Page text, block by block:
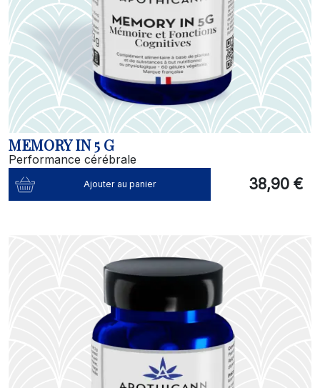
MEMORY IN 5 G
Performance cérébrale
Ajouter au panier 38,90 €